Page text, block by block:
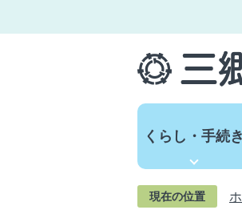
くらし・手続き
現在の位置